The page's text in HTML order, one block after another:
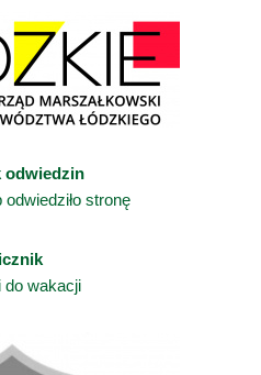
odwiedzin
stronę
do wakacji